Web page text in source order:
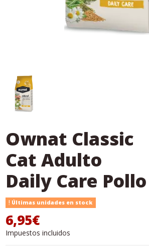
Ownat Classic
Cat Adulto
Daily Care Pollo
Últimas unidades en stock
6,95€
Impuestos incluidos